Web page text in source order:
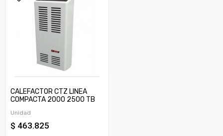
CALEFACTOR CTZ LINEA
COMPACTA 2000 2500 TB
Unidad
$ 463.825